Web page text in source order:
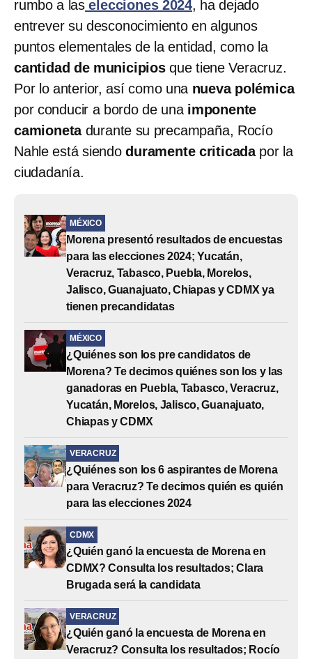
rumbo a las elecciones 2024, ha dejado
entrever su desconocimiento en algunos
puntos elementales de la entidad, como la
cantidad de municipiosque tiene Veracruz.
Por lo anterior, así como una nueva polémica
por conducir a bordo de unaimponente
camionetadurante su precampaña, Rocío
Nahle está siendoduramente criticadapor la
ciudadanía.
MÉXICO
Morena presentó resultados de encuestas
para las elecciones 2024; Yucatán,
Veracruz, Tabasco, Puebla, Morelos,
Jalisco, Guanajuato, Chiapas y CDMX ya
tienen precandidatas
MÉXICO
¿Quiénes son los pre candidatos de
Morena? Te decimos quiénes son los y las
ganadoras en Puebla, Tabasco, Veracruz,
Yucatán, Morelos, Jalisco, Guanajuato,
Chiapas y CDMX
VERACRUZ
¿Quiénes son los 6 aspirantes de Morena
para Veracruz? Te decimos quién es quién
para las elecciones 2024
CDMX
¿Quién ganó la encuesta de Morena en
CDMX? Consulta los resultados; Clara
Brugada será la candidata
VERACRUZ
¿Quién ganó la encuesta de Morena en
Veracruz? Consulta los resultados; Rocío